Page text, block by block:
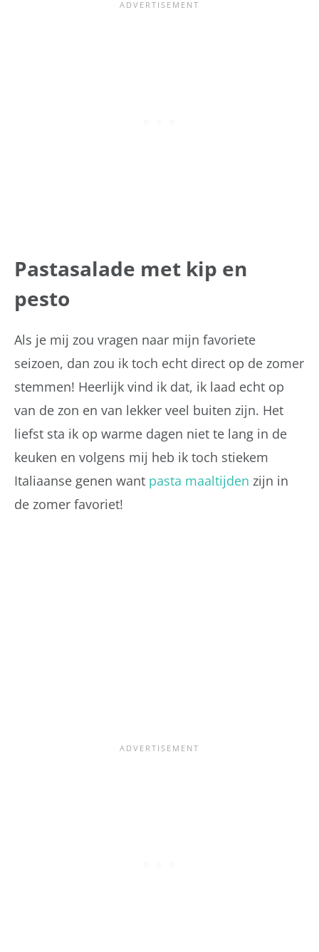
Pastasalade met kip en
pesto
Als je mij zou vragen naar mijn favoriete
seizoen, dan zou ik toch echt direct op de zomer
stemmen! Heerlijk vind ik dat, ik laad echt op
van de zon en van lekker veel buiten zijn. Het
liefst sta ik op warme dagen niet te lang in de
keuken en volgens mij heb ik toch stiekem
Italiaanse genen want pasta maaltijden zijn in
de zomer favoriet!